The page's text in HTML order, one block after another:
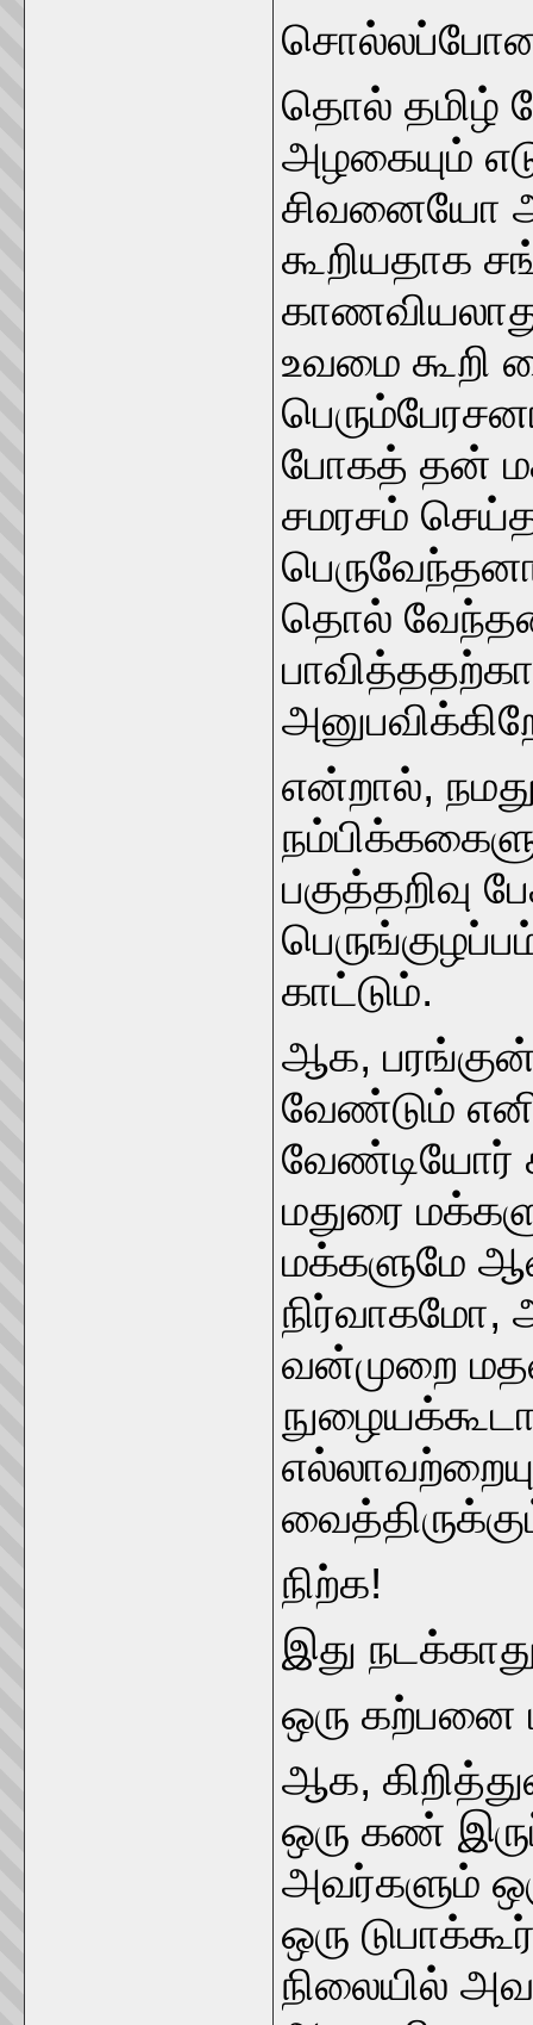
தொல் தமிழ்
அழகையும்
சிவனையோ
கூறியதாக
உவமை கூறி
போகத் தன்
சமரசம்
தொல்
என்றால்,
பகுத்தறிவு
காட்டும்.
ஆக,
வேண்டும்
வேண்டியோர்
மதுரை
மக்களுமே
நிர்வாகமோ,
வன்முறை
நிற்க!
இது
ஒரு கற்பனை
ஆக,
ஒரு கண்
அவர்களும்
ஒரு
நிலையில்